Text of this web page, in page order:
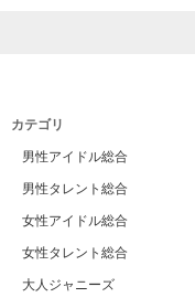
カテゴリ
男性アイドル総合
男性タレント総合
女性アイドル総合
女性タレント総合
大人ジャニーズ